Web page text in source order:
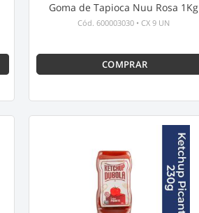
Goma de Tapioca Nuu Rosa 1Kg
Cód. 600003030 • CX 9 UN
COMPRAR